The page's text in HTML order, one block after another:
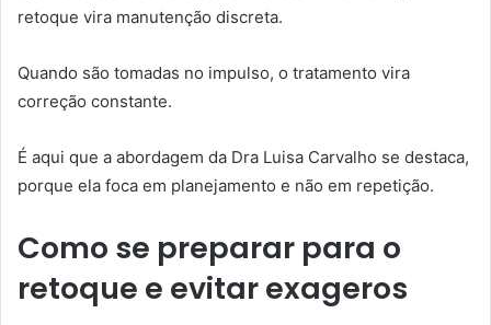
retoque vira manutenção discreta.
Quando são tomadas no impulso, o tratamento vira
correção constante.
É aqui que a abordagem da Dra Luisa Carvalho se destaca,
porque ela foca em planejamento e não em repetição.
Como se preparar para o
retoque e evitar exageros